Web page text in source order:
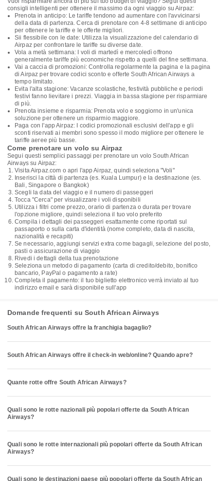
consigli intelligenti per ottenere il massimo da ogni viaggio su Airpaz:
Prenota in anticipo: Le tariffe tendono ad aumentare con l'avvicinarsi
della data di partenza. Cerca di prenotare con 4-8 settimane di anticipo
per ottenere le tariffe e le offerte migliori.
Sii flessibile con le date: Utilizza la visualizzazione del calendario di
Airpaz per confrontare le tariffe su diverse date.
Vola a metà settimana: I voli di martedì e mercoledì offrono
generalmente tariffe più economiche rispetto a quelli del fine settimana.
Vai a caccia di promozioni: Controlla regolarmente la pagina e la pagina
di Airpaz per trovare codici sconto e offerte South African Airways a
tempo limitato.
Evita l'alta stagione: Vacanze scolastiche, festività pubbliche e periodi
festivi fanno lievitare i prezzi. Viaggia in bassa stagione per risparmiare
di più.
Prenota insieme e risparmia: Prenota volo e soggiorno in un'unica
soluzione per ottenere un risparmio maggiore.
Paga con l'app Airpaz: I codici promozionali esclusivi dell'app e gli
sconti riservati ai membri sono spesso il modo migliore per ottenere le
tariffe aeree più basse.
Come prenotare un volo su Airpaz
Segui questi semplici passaggi per prenotare un volo South African
Airways su Airpaz:
Visita Airpaz.com o apri l'app Airpaz, quindi seleziona "Voli"
Inserisci la città di partenza (es. Kuala Lumpur) e la destinazione (es.
Bali, Singapore o Bangkok)
Scegli la data del viaggio e il numero di passeggeri
Tocca "Cerca" per visualizzare i voli disponibili
Utilizza i filtri come prezzo, orario di partenza o durata per trovare
l'opzione migliore, quindi seleziona il tuo volo preferito
Compila i dettagli dei passeggeri esattamente come riportati sul
passaporto o sulla carta d'identità (nome completo, data di nascita,
nazionalità e recapiti)
Se necessario, aggiungi servizi extra come bagagli, selezione del posto,
pasti o assicurazione di viaggio
Rivedi i dettagli della tua prenotazione
Seleziona un metodo di pagamento (carta di credito/debito, bonifico
bancario, PayPal o pagamento a rate)
Completa il pagamento: il tuo biglietto elettronico verrà inviato al tuo
indirizzo email e sarà disponibile sull'app
Domande frequenti su South African Airways
South African Airways offre la franchigia bagaglio?
South African Airways offre il check-in web/online? Quando apre?
Quante rotte offre South African Airways?
Quali sono le rotte nazionali più popolari offerte da South African
Airways?
Quali sono le rotte internazionali più popolari offerte da South African
Airways?
Quali sono le destinazioni paese più popolari offerte da South African